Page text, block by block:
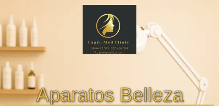
Aparatos Belleza